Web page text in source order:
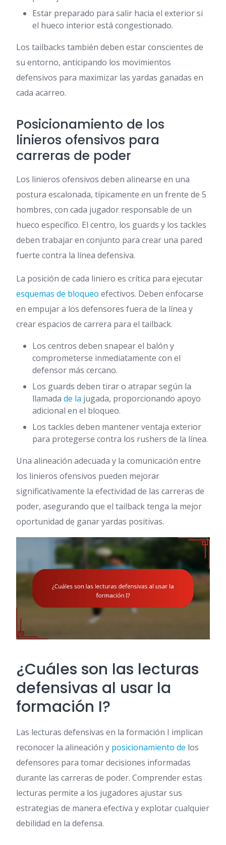
Estar preparado para salir hacia el exterior si
el hueco interior está congestionado.
Los tailbacks también deben estar conscientes de
su entorno, anticipando los movimientos
defensivos para maximizar las yardas ganadas en
cada acarreo.
Posicionamiento de los
linieros ofensivos para
carreras de poder
Los linieros ofensivos deben alinearse en una
postura escalonada, típicamente en un frente de 5
hombres, con cada jugador responsable de un
hueco específico. El centro, los guards y los tackles
deben trabajar en conjunto para crear una pared
fuerte contra la línea defensiva.
La posición de cada liniero es crítica para ejecutar
esquemas de bloqueo efectivos. Deben enfocarse
en empujar a los defensores fuera de la línea y
crear espacios de carrera para el tailback.
Los centros deben snapear el balón y
comprometerse inmediatamente con el
defensor más cercano.
Los guards deben tirar o atrapar según la
llamada de la jugada, proporcionando apoyo
adicional en el bloqueo.
Los tackles deben mantener ventaja exterior
para protegerse contra los rushers de la línea.
Una alineación adecuada y la comunicación entre
los linieros ofensivos pueden mejorar
significativamente la efectividad de las carreras de
poder, asegurando que el tailback tenga la mejor
oportunidad de ganar yardas positivas.
¿Cuáles son las lecturas
defensivas al usar la
formación I?
Las lecturas defensivas en la formación I implican
reconocer la alineación y posicionamiento de los
defensores para tomar decisiones informadas
durante las carreras de poder. Comprender estas
lecturas permite a los jugadores ajustar sus
estrategias de manera efectiva y explotar cualquier
debilidad en la defensa.